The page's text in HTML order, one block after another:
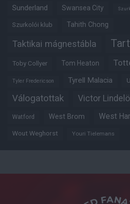
Sunderland Swansea City
Szurkolói klub Tahith Chong
Taktikai mágnestábla
Toby Collyer Tom Heaton
Tyler Fredericson Tyrell Malacia
Válogatottak Victor
Watford West Brom West
Wout Weghorst Youri Tielemans